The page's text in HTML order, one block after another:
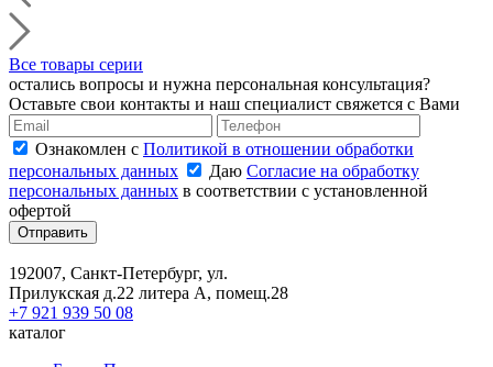
Все товары серии
остались вопросы и нужна персональная консультация?
Оставьте свои контакты и наш специалист свяжется с Вами
Ознакомлен с Политикой в отношении обработки
персональных данных
Даю Согласие на обработку
персональных данных в соответствии с установленной
офертой
Отправить
192007, Санкт-Петербург, ул.
Прилукская д.22 литера А, помещ.28
+7 921 939 50 08
каталог